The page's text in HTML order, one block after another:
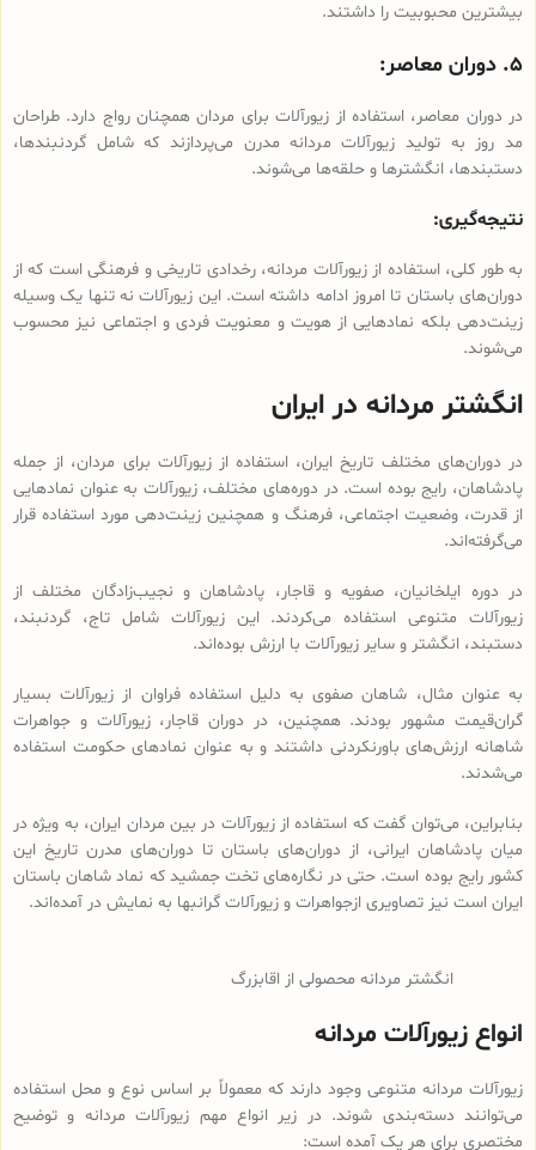
بیشترین محبوبیت را داشتند.
۵. دوران معاصر:
در دوران معاصر، استفاده از زیورآلات برای مردان همچنان رواج دارد. طراحان
مد روز به تولید زیورآلات مردانه مدرن می‌پردازند که شامل گردنبندها،
دستبندها، انگشترها و حلقه‌ها می‌شوند.
نتیجه‌گیری:
به طور کلی، استفاده از زیورآلات مردانه، رخدادی تاریخی و فرهنگی است که از
دوران‌های باستان تا امروز ادامه داشته است. این زیورآلات نه تنها یک وسیله
زینت‌دهی بلکه نمادهایی از هویت و معنویت فردی و اجتماعی نیز محسوب
می‌شوند.
انگشتر مردانه در ایران
در دوران‌های مختلف تاریخ ایران، استفاده از زیورآلات برای مردان، از جمله
پادشاهان، رایج بوده است. در دوره‌های مختلف، زیورآلات به عنوان نمادهایی
از قدرت، وضعیت اجتماعی، فرهنگ و همچنین زینت‌دهی مورد استفاده قرار
می‌گرفته‌اند.
در دوره ایلخانیان، صفویه و قاجار، پادشاهان و نجیب‌زادگان مختلف از
زیورآلات متنوعی استفاده می‌کردند. این زیورآلات شامل تاج‌، گردنبند،
دستبند، انگشتر و سایر زیورآلات با ارزش بوده‌اند.
به عنوان مثال، شاهان صفوی به دلیل استفاده فراوان از زیورآلات بسیار
گران‌قیمت مشهور بودند. همچنین، در دوران قاجار، زیورآلات و جواهرات
شاهانه ارزش‌های باورنکردنی داشتند و به عنوان نمادهای حکومت استفاده
می‌شدند.
بنابراین، می‌توان گفت که استفاده از زیورآلات در بین مردان ایران، به ویژه در
میان پادشاهان ایرانی، از دوران‌های باستان تا دوران‌های مدرن تاریخ این
کشور رایج بوده است. حتی در نگاره‌های تخت جمشید که نماد شاهان باستان
ایران است نیز تصاویری ازجواهرات و زیورآلات گرانبها به نمایش در آمده‌اند.
انگشتر مردانه محصولی از اقابزرگ
انواع زیورآلات مردانه
زیورآلات مردانه متنوعی وجود دارند که معمولاً بر اساس نوع و محل استفاده
می‌توانند دسته‌بندی شوند. در زیر انواع مهم زیورآلات مردانه و توضیح
مختصری برای هر یک آمده است: